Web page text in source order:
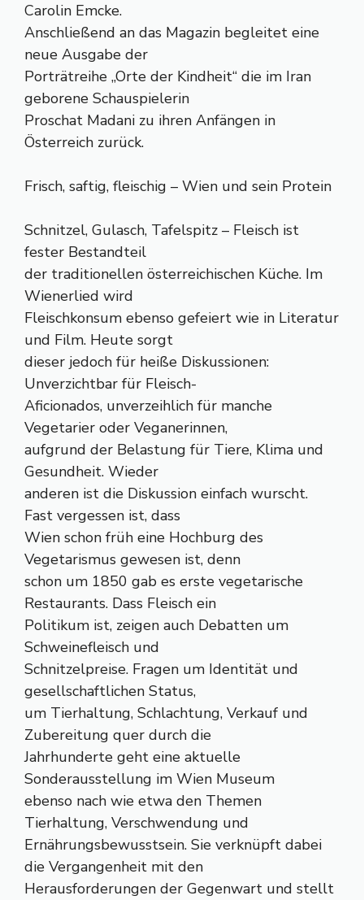
Carolin Emcke.
Anschließend an das Magazin begleitet eine
neue Ausgabe der
Porträtreihe „Orte der Kindheit“ die im Iran
geborene Schauspielerin
Proschat Madani zu ihren Anfängen in
Österreich zurück.
Frisch, saftig, fleischig – Wien und sein Protein
Schnitzel, Gulasch, Tafelspitz – Fleisch ist
fester Bestandteil
der traditionellen österreichischen Küche. Im
Wienerlied wird
Fleischkonsum ebenso gefeiert wie in Literatur
und Film. Heute sorgt
dieser jedoch für heiße Diskussionen:
Unverzichtbar für Fleisch-
Aficionados, unverzeihlich für manche
Vegetarier oder Veganerinnen,
aufgrund der Belastung für Tiere, Klima und
Gesundheit. Wieder
anderen ist die Diskussion einfach wurscht.
Fast vergessen ist, dass
Wien schon früh eine Hochburg des
Vegetarismus gewesen ist, denn
schon um 1850 gab es erste vegetarische
Restaurants. Dass Fleisch ein
Politikum ist, zeigen auch Debatten um
Schweinefleisch und
Schnitzelpreise. Fragen um Identität und
gesellschaftlichen Status,
um Tierhaltung, Schlachtung, Verkauf und
Zubereitung quer durch die
Jahrhunderte geht eine aktuelle
Sonderausstellung im Wien Museum
ebenso nach wie etwa den Themen
Tierhaltung, Verschwendung und
Ernährungsbewusstsein. Sie verknüpft dabei
die Vergangenheit mit den
Herausforderungen der Gegenwart und stellt